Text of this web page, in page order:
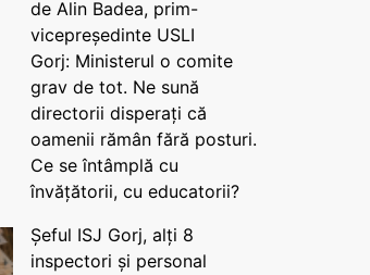
de Alin Badea, prim-
vicepreședinte USLI
Gorj: Ministerul o comite
grav de tot. Ne sună
directorii disperați că
oamenii rămân fără posturi.
Ce se întâmplă cu
învățătorii, cu educatorii?
Șeful ISJ Gorj, alți 8
inspectori și personal